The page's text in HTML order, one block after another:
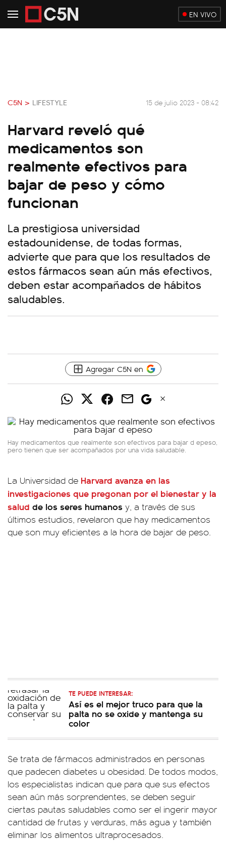
EN VIVO
C5N > LIFESTYLE 15 de julio 2023 - 08:42
Harvard reveló qué
medicamentos son
realmente efectivos para
bajar de peso y cómo
funcionan
La prestigiosa universidad
estadounidense, de todas formas,
advierte que para que los resultados de
estos fármacos sean aún más efectivos,
deben estar acompañados de hábitos
saludables.
Agregar C5N en
Hay medicamentos que realmente son efectivos para bajar d epeso,
pero tienen que ser acompañados por una vida saludable.
La Universidad de Harvard avanza en las
investigaciones que pregonan por el bienestar y la
salud de los seres humanos y, a través de sus
últimos estudios, revelaron que hay medicamentos
que son muy eficientes a la hora de bajar de peso.
TE PUEDE INTERESAR:
Así es el mejor truco para que la
palta no se oxide y mantenga su
color
Se trata de fármacos administrados en personas
que padecen diabetes u obesidad. De todos modos,
los especialistas indican que para que sus efectos
sean aún más sorprendentes, se deben seguir
ciertas pautas saludables como ser el ingerir mayor
cantidad de frutas y verduras, más agua y también
eliminar los alimentos ultraprocesados.